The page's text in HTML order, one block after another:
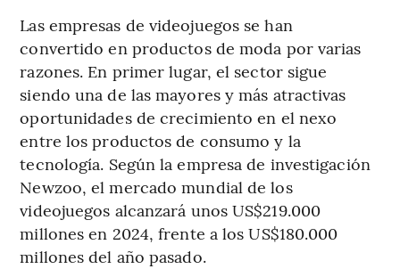
Las empresas de videojuegos se han
convertido en productos de moda por varias
razones. En primer lugar, el sector sigue
siendo una de las mayores y más atractivas
oportunidades de crecimiento en el nexo
entre los productos de consumo y la
tecnología. Según la empresa de investigación
Newzoo, el mercado mundial de los
videojuegos alcanzará unos US$219.000
millones en 2024, frente a los US$180.000
millones del año pasado.